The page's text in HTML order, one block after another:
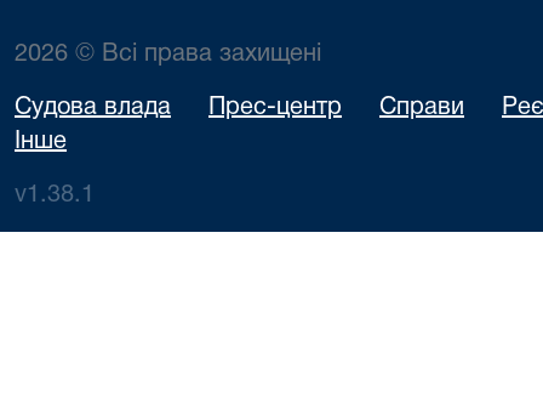
2026 © Всі права захищені
Судова влада Прес-центр Справи
Інше
v1.38.1